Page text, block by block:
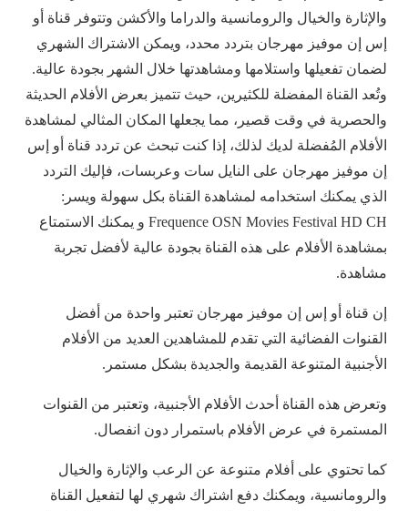
والإثارة والخيال والرومانسية والدراما والأكشن وتتوفر قناة أو
إس إن موفيز مهرجان بتردد محدد، ويمكن الاشتراك الشهري
لضمان تفعيلها واستلامها ومشاهدتها خلال الشهر بجودة عالية.
وتُعد القناة المفضلة للكثيرين، حيث تتميز بعرض الأفلام الحديثة
والحصرية في وقت قصير، مما يجعلها المكان المثالي لمشاهدة
الأفلام المُفضلة لديك لذلك، إذا كنت تبحث عن تردد قناة أو إس
إن موفيز مهرجان على النايل سات وعربسات، فإليك التردد
الذي يمكنك استخدامه لمشاهدة القناة بكل سهولة ويسر:
Frequence OSN Movies Festival HD CH و يمكنك الاستمتاع
بمشاهدة الأفلام على هذه القناة بجودة عالية لأفضل تجربة
مشاهدة.
إن قناة أو إس إن موفيز مهرجان تعتبر واحدة من أفضل
القنوات الفضائية التي تقدم للمشاهدين العديد من الأفلام
الأجنبية المتنوعة القديمة والجديدة بشكل مستمر.
وتعرض هذه القناة أحدث الأفلام الأجنبية، وتعتبر من القنوات
المستمرة في عرض الأفلام باستمرار دون انفصال.
كما تحتوي على أفلام متنوعة عن الرعب والإثارة والخيال
والرومانسية، ويمكنك دفع اشتراك شهري لها لتفعيل القناة